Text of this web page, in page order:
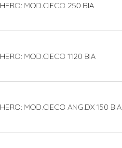
HERO: MOD.CIECO 250 BIA
HERO: MOD.CIECO 1120 BIA
HERO: MOD.CIECO ANG.DX 150 BIA